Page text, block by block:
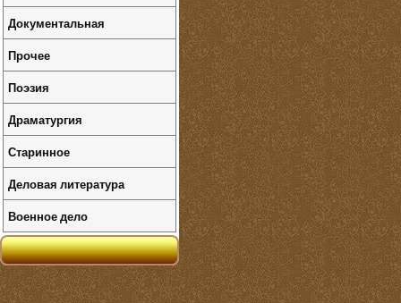
Документальная
Прочее
Поэзия
Драматургия
Старинное
Деловая литература
Военное дело